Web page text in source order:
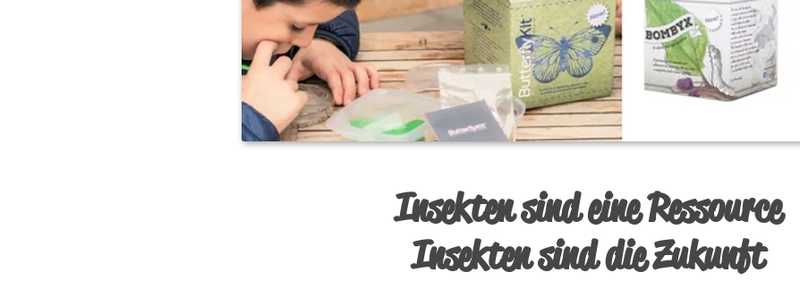
Insekten sind eine Ressource
Insekten sind die Zukunft